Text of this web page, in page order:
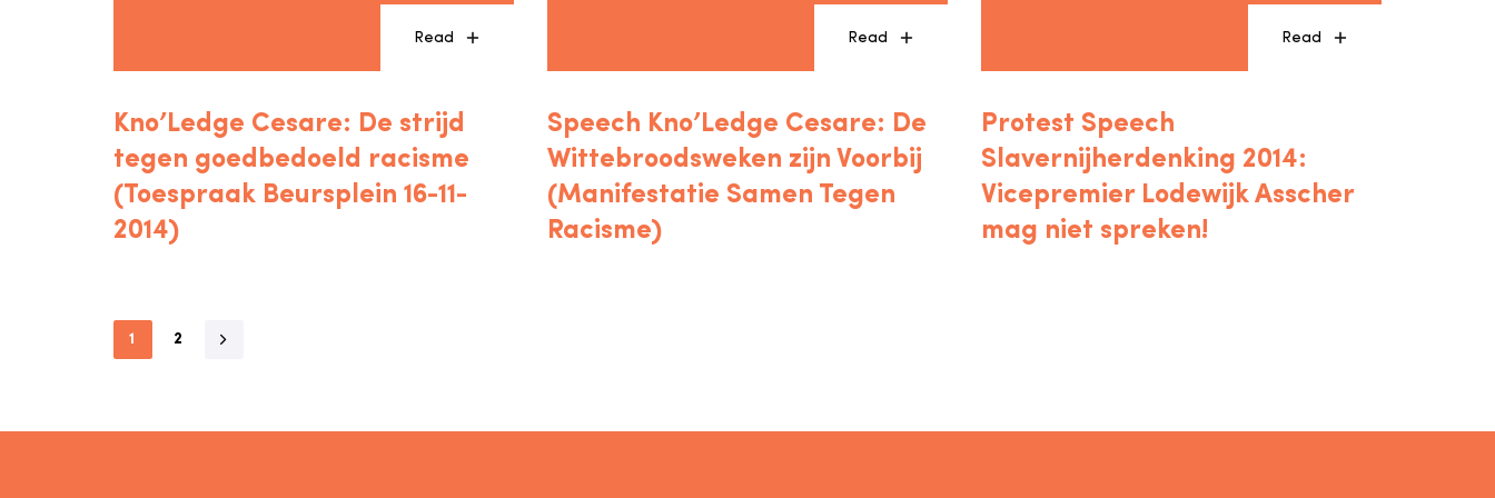
Read
Kno’Ledge Cesare: De strijd
tegen goedbedoeld racisme
(Toespraak Beursplein 16-11-
2014)
Read
Speech Kno’Ledge Cesare: De
Wittebroodsweken zijn Voorbij
(Manifestatie Samen Tegen
Racisme)
Read
Protest Speech
Slavernijherdenking 2014:
Vicepremier Lodewijk Asscher
mag niet spreken!
1 2